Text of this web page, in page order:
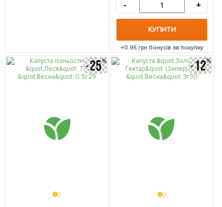
- +
КУПИТИ
+0.95грн бонусів за покупку